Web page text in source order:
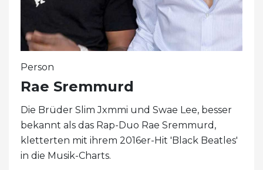
Person
Rae Sremmurd
Die Brüder Slim Jxmmi und Swae Lee, besser
bekannt als das Rap-Duo Rae Sremmurd,
kletterten mit ihrem 2016er-Hit 'Black Beatles'
in die Musik-Charts.